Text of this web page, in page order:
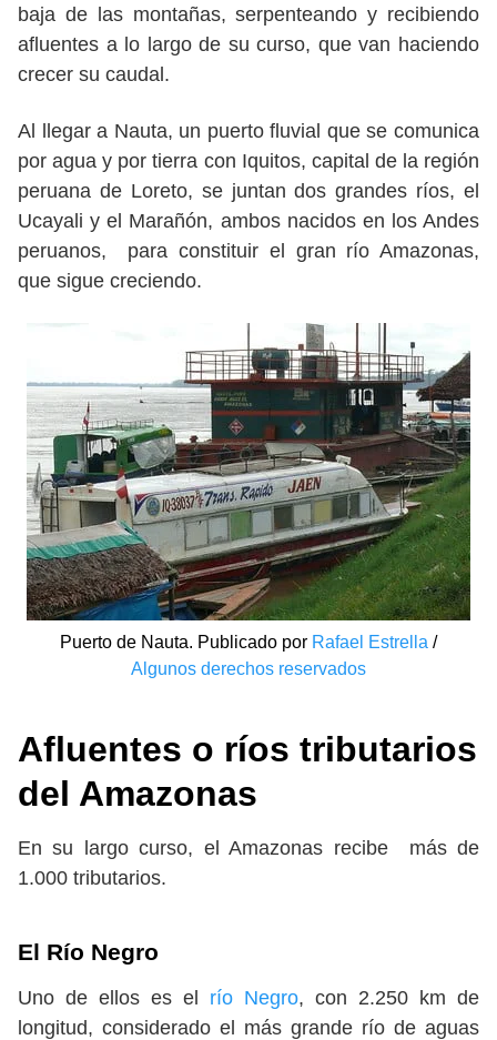
baja de las montañas, serpenteando y recibiendo
afluentes a lo largo de su curso, que van haciendo
crecer su caudal.
Al llegar a Nauta, un puerto fluvial que se comunica
por agua y por tierra con Iquitos, capital de la región
peruana de Loreto, se juntan dos grandes ríos, el
Ucayali y el Marañón, ambos nacidos en los Andes
peruanos, para constituir el gran río Amazonas,
que sigue creciendo.
Puerto de Nauta. Publicado por Rafael Estrella /
Algunos derechos reservados
Afluentes o ríos tributarios
del Amazonas
En su largo curso, el Amazonas recibe más de
1.000 tributarios.
El Río Negro
Uno de ellos es el río Negro, con 2.250 km de
longitud, considerado el más grande río de aguas